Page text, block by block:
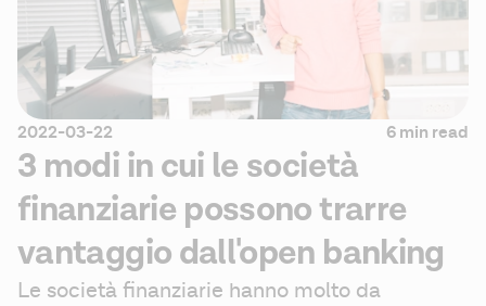
2022-03-22 6 min read
3 modi in cui le società
finanziarie possono trarre
vantaggio dall'open banking
Le società finanziarie hanno molto da